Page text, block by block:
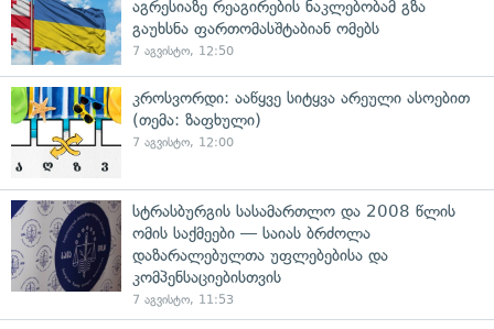
აგრესიაზე რეაგირების ნაკლებობამ გზა
გაუხსნა ფართომასშტაბიან ომებს
7 აგვისტო, 12:50
კროსვორდი: ააწყვე სიტყვა არეული ასოებით
(თემა: ზაფხული)
7 აგვისტო, 12:00
სტრასბურგის სასამართლო და 2008 წლის
ომის საქმეები — საიას ბრძოლა
დაზარალებულთა უფლებებისა და
კომპენსაციებისთვის
7 აგვისტო, 11:53